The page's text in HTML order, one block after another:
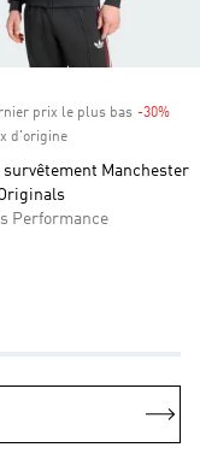
prix le plus bas -30%
d'origine
survêtement Manchester
Performance